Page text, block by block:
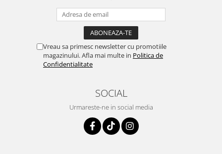
Vreau sa primesc newsletter cu promotiile
magazinului. Afla mai multe in Politica de
Confidentialitate
SOCIAL
Urmareste-ne in social media